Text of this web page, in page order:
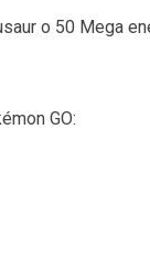
o 50 Mega
GO: